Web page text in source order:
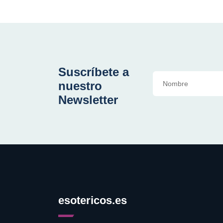
Suscríbete a
nuestro
Newsletter
esotericos.es